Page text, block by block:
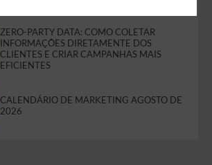
ZERO-PARTY DATA: COMO COLETAR
INFORMAÇÕES DIRETAMENTE DOS
CLIENTES E CRIAR CAMPANHAS MAIS
EFICIENTES
CALENDÁRIO DE MARKETING AGOSTO DE
2026